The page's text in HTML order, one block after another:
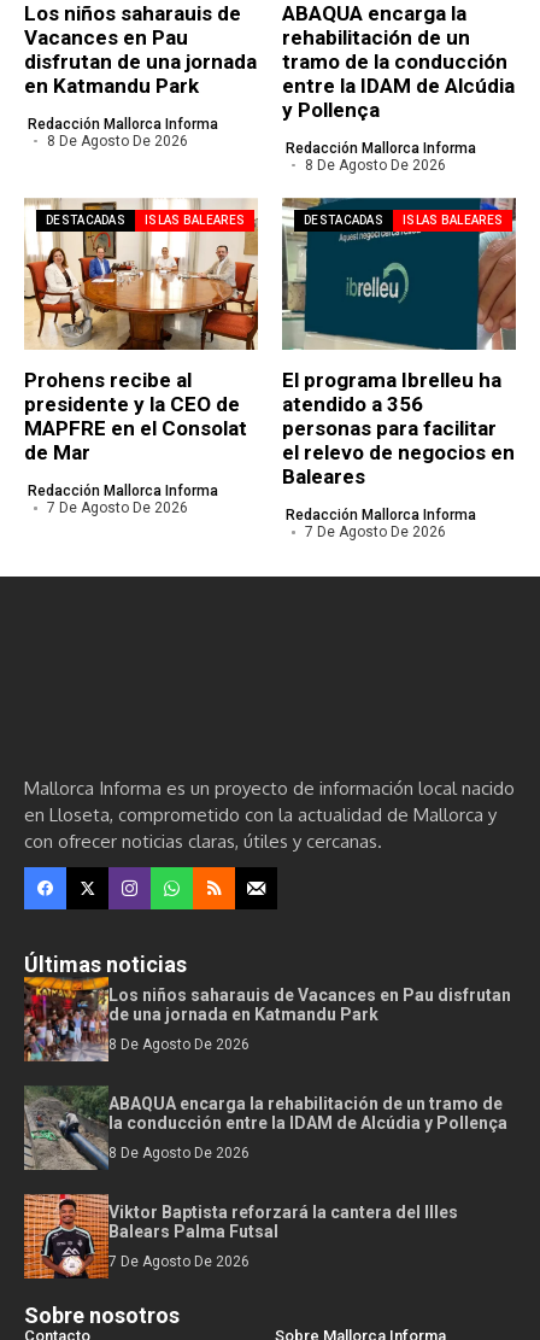
Los niños saharauis de
Vacances en Pau
disfrutan de una jornada
en Katmandu Park
Redacción Mallorca Informa
8 De Agosto De 2026
ABAQUA encarga la
rehabilitación de un
tramo de la conducción
entre la IDAM de Alcúdia
y Pollença
Redacción Mallorca Informa
8 De Agosto De 2026
DESTACADAS ISLAS BALEARES
Prohens recibe al
presidente y la CEO de
MAPFRE en el Consolat
de Mar
Redacción Mallorca Informa
7 De Agosto De 2026
DESTACADAS ISLAS BALEARES
El programa Ibrelleu ha
atendido a 356
personas para facilitar
el relevo de negocios en
Baleares
Redacción Mallorca Informa
7 De Agosto De 2026
Mallorca Informa es un proyecto de información local nacido
en Lloseta, comprometido con la actualidad de Mallorca y
con ofrecer noticias claras, útiles y cercanas.
Últimas noticias
Los niños saharauis de Vacances en Pau disfrutan
de una jornada en Katmandu Park
8 De Agosto De 2026
ABAQUA encarga la rehabilitación de un tramo de
la conducción entre la IDAM de Alcúdia y Pollença
8 De Agosto De 2026
Viktor Baptista reforzará la cantera del Illes
Balears Palma Futsal
7 De Agosto De 2026
Sobre nosotros
Contacto Sobre Mallorca Informa